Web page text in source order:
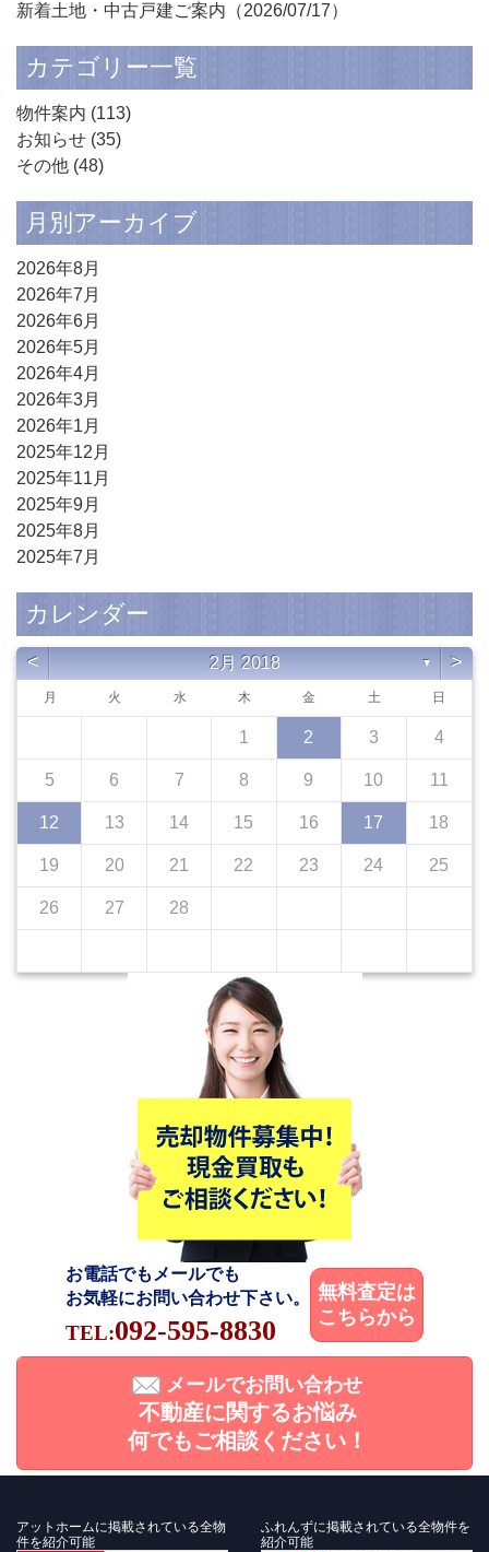
新着土地・中古戸建ご案内（2026/07/17）
カテゴリー一覧
物件案内 (113)
お知らせ (35)
その他 (48)
月別アーカイブ
2026年8月
2026年7月
2026年6月
2026年5月
2026年4月
2026年3月
2026年1月
2025年12月
2025年11月
2025年9月
2025年8月
2025年7月
カレンダー
< 2月 2018 ▼ >
月 火 水 木 金 土 日
1 2 3 4
5 6 7 8 9 10 11
12 13 14 15 16 17 18
19 20 21 22 23 24 25
26 27 28
お電話でもメールでも
お気軽にお問い合わせ下さい。
TEL:092-595-8830
無料査定は
こちらから
メールでお問い合わせ
不動産に関するお悩み
何でもご相談ください！
アットホームに掲載されている全物
件を紹介可能
ふれんずに掲載されている全物件を
紹介可能